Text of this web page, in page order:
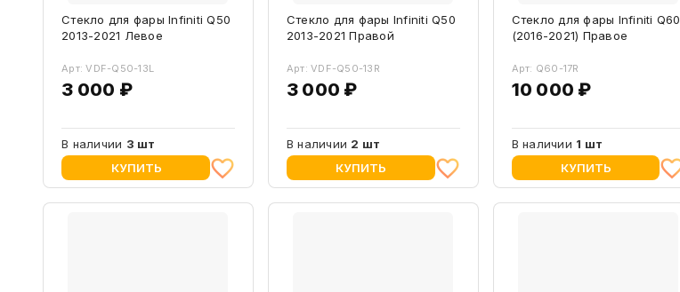
Стекло для фары Infiniti Q50
2013-2021 Левое
Арт: VDF-Q50-13L
3 000 ₽
В наличии 3 шт
КУПИТЬ
Стекло для фары Infiniti Q50
2013-2021 Правой
Арт: VDF-Q50-13R
3 000 ₽
В наличии 2 шт
КУПИТЬ
Стекло для фары Infiniti Q60
(2016-2021) Правое
Арт: Q60-17R
10 000 ₽
В наличии 1 шт
КУПИТЬ